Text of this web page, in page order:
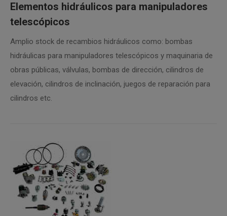
Elementos hidráulicos para manipuladores
telescópicos
Amplio stock de recambios hidráulicos como: bombas
hidráulicas para manipuladores telescópicos y maquinaria de
obras públicas, válvulas, bombas de dirección, cilindros de
elevación, cilindros de inclinación, juegos de reparación para
cilindros etc.